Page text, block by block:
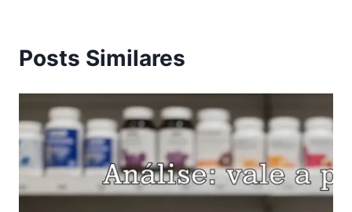
Posts Similares